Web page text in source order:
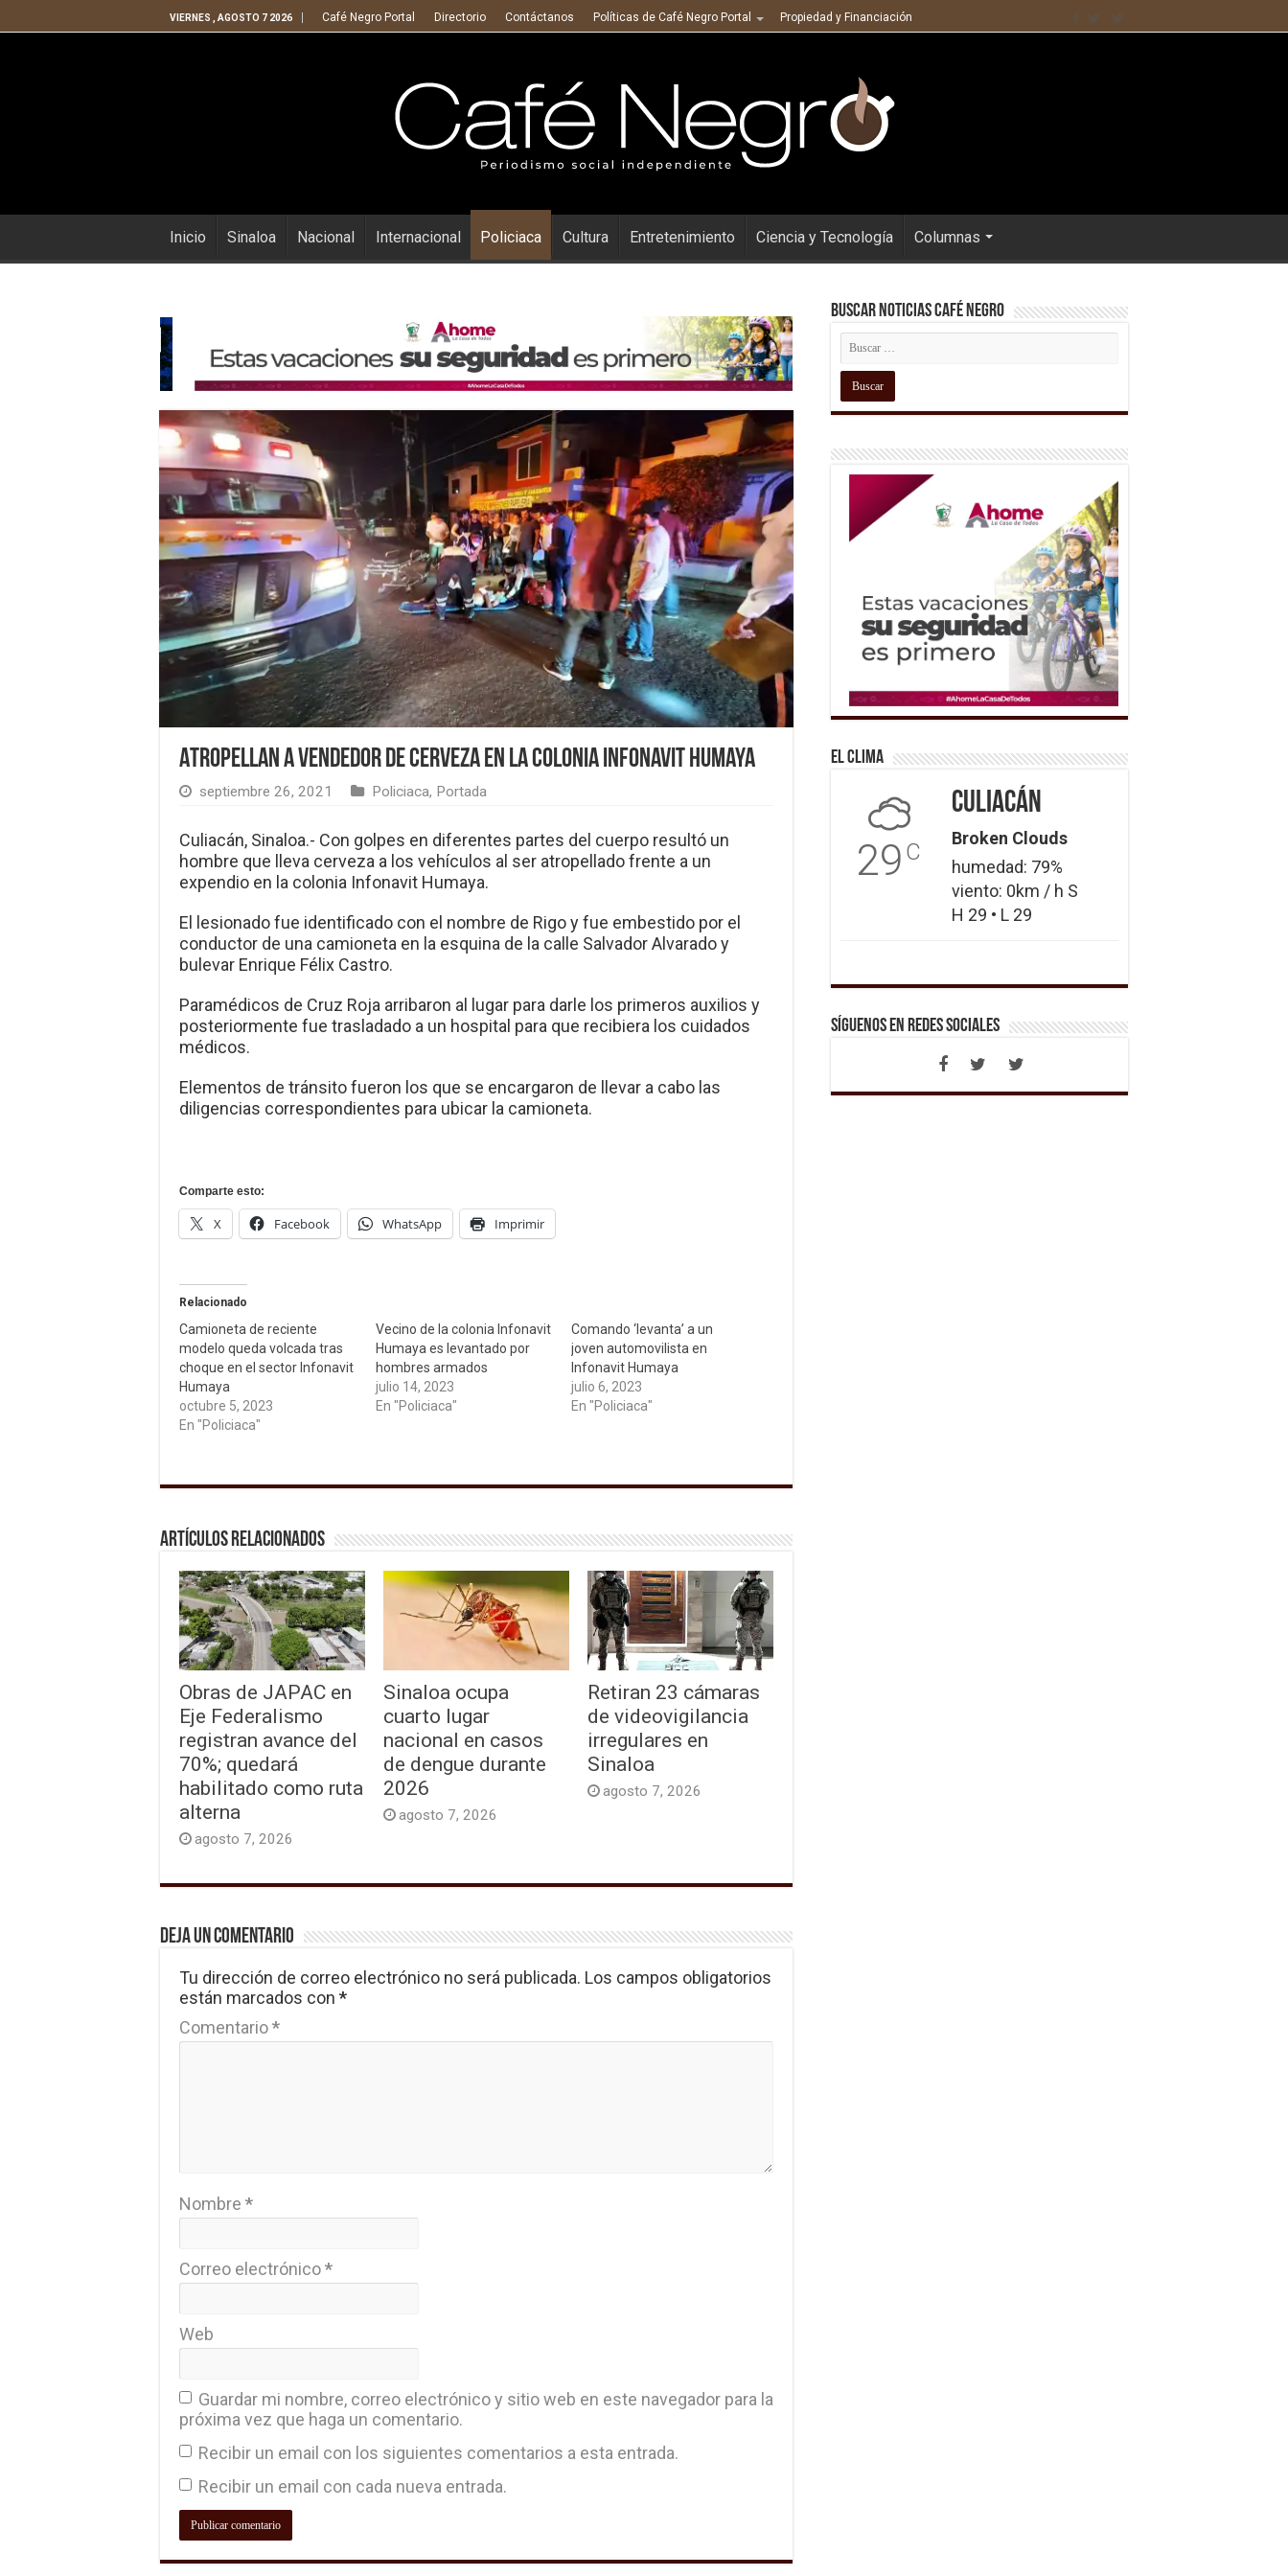
VIERNES , AGOSTO 7 2026 Café Negro Portal Directorio Contáctanos Políticas de Café Negro Portal Propiedad y Financiación
Inicio Sinaloa Nacional Internacional Policiaca Cultura Entretenimiento Ciencia y Tecnología Columnas
Atropellan a vendedor de cerveza en la colonia Infonavit Humaya
septiembre 26, 2021 Policiaca, Portada
Culiacán, Sinaloa.- Con golpes en diferentes partes del cuerpo resultó un
hombre que lleva cerveza a los vehículos al ser atropellado frente a un
expendio en la colonia Infonavit Humaya.
El lesionado fue identificado con el nombre de Rigo y fue embestido por el
conductor de una camioneta en la esquina de la calle Salvador Alvarado y
bulevar Enrique Félix Castro.
Paramédicos de Cruz Roja arribaron al lugar para darle los primeros auxilios y
posteriormente fue trasladado a un hospital para que recibiera los cuidados
médicos.
Elementos de tránsito fueron los que se encargaron de llevar a cabo las
diligencias correspondientes para ubicar la camioneta.
Comparte esto:
X Facebook WhatsApp Imprimir
Relacionado
Camioneta de reciente
modelo queda volcada tras
choque en el sector Infonavit
Humaya
octubre 5, 2023
En "Policiaca"
Vecino de la colonia Infonavit
Humaya es levantado por
hombres armados
julio 14, 2023
En "Policiaca"
Comando ‘levanta’ a un
joven automovilista en
Infonavit Humaya
julio 6, 2023
En "Policiaca"
Artículos relacionados
Obras de JAPAC en
Eje Federalismo
registran avance del
70%; quedará
habilitado como ruta
alterna
agosto 7, 2026
Sinaloa ocupa
cuarto lugar
nacional en casos
de dengue durante
2026
agosto 7, 2026
Retiran 23 cámaras
de videovigilancia
irregulares en
Sinaloa
agosto 7, 2026
Deja un comentario
Tu dirección de correo electrónico no será publicada. Los campos obligatorios
están marcados con *
Comentario*
Nombre *
Correo electrónico*
Web
Guardar mi nombre, correo electrónico y sitio web en este navegador para la
próxima vez que haga un comentario.
Recibir un email con los siguientes comentarios a esta entrada.
Recibir un email con cada nueva entrada.
Buscar Noticias Café Negro
El Clima
29 C
Culiacán
Broken Clouds
humedad: 79%
viento: 0km / h S
H 29 • L 29
Síguenos en Redes Sociales